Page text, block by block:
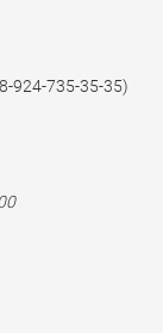
924-735-35-35)